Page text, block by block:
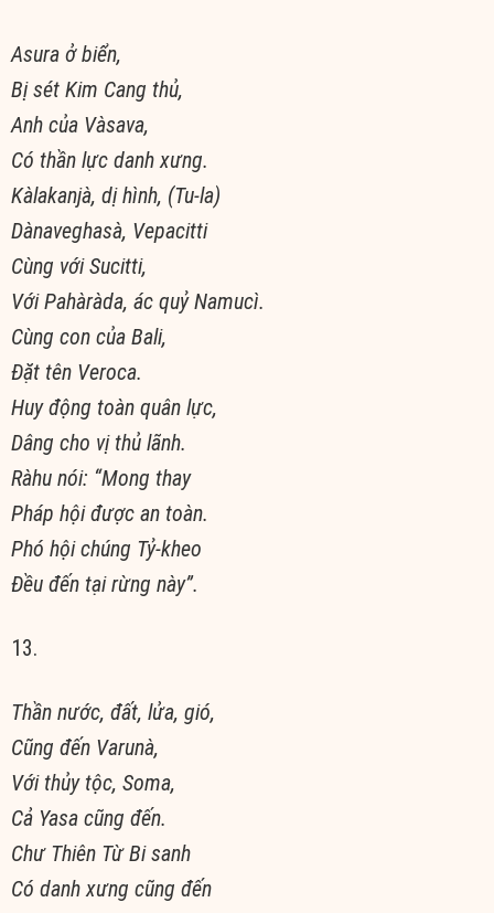
Asura ở biển,
Bị sét Kim Cang thủ,
Anh của Vàsava,
Có thần lực danh xưng.
Kàlakanjà, dị hình, (Tu-la)
Dànaveghasà, Vepacitti
Cùng với Sucitti,
Với Pahàràda, ác quỷ Namucì.
Cùng con của Bali,
Ðặt tên Veroca.
Huy động toàn quân lực,
Dâng cho vị thủ lãnh.
Ràhu nói: “Mong thay
Pháp hội được an toàn.
Phó hội chúng Tỷ-kheo
Ðều đến tại rừng này”.
13.
Thần nước, đất, lửa, gió,
Cũng đến Varunà,
Với thủy tộc, Soma,
Cả Yasa cũng đến.
Chư Thiên Từ Bi sanh
Có danh xưng cũng đến